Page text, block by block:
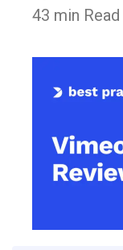
43 min Read